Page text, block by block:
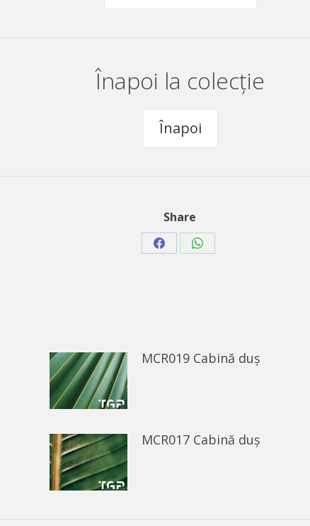
Înapoi la colecție
Înapoi
Share
Share Share
MCR019 Cabină duș
MCR017 Cabină duș